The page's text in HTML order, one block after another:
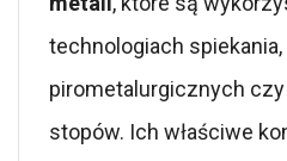
technologiach
pirometalurgicznych
stopów. Ich właściwe